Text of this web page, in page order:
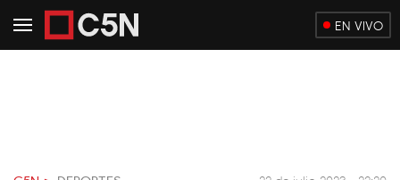
EN VIVO